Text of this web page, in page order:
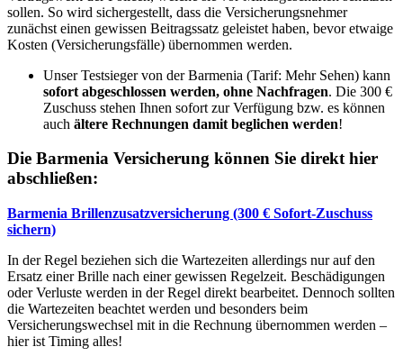
sollen. So wird sichergestellt, dass die Versicherungsnehmer
zunächst einen gewissen Beitragssatz geleistet haben, bevor etwaige
Kosten (Versicherungsfälle) übernommen werden.
Unser Testsieger von der Barmenia (Tarif: Mehr Sehen) kann
sofort abgeschlossen werden, ohne Nachfragen. Die 300 €
Zuschuss stehen Ihnen sofort zur Verfügung bzw. es können
auch ältere Rechnungen damit beglichen werden!
Die Barmenia Versicherung können Sie direkt hier
abschließen:
Barmenia Brillenzusatzversicherung (300 € Sofort-Zuschuss
sichern)
In der Regel beziehen sich die Wartezeiten allerdings nur auf den
Ersatz einer Brille nach einer gewissen Regelzeit. Beschädigungen
oder Verluste werden in der Regel direkt bearbeitet. Dennoch sollten
die Wartezeiten beachtet werden und besonders beim
Versicherungswechsel mit in die Rechnung übernommen werden –
hier ist Timing alles!